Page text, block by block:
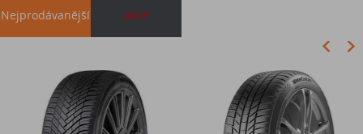
Nejprodávanější akce